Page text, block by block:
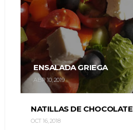
ENSALADA GRIEGA
ABR 10, 2019
NATILLAS DE CHOCOLATE
OCT 16, 2018